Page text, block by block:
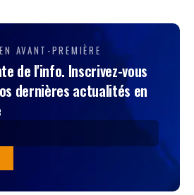
AVANT-PREMIÈRE
de l'info. Inscrivez-vous
dernières actualités en